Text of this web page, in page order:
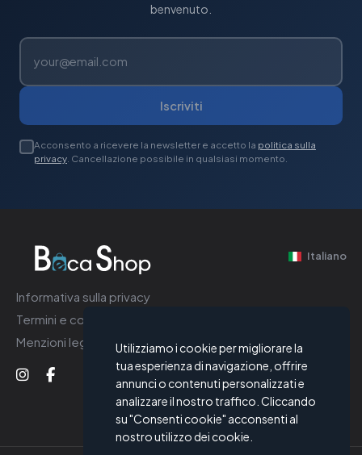
benvenuto.
Iscriviti
Acconsento a ricevere la newsletter e accetto la politica sulla
privacy . Cancellazione possibile in qualsiasi momento.
Informativa sulla privacy
Termini e condizioni
Menzioni legali
Italiano
Utilizziamo i cookie per migliorare la
tua esperienza di navigazione, offrire
annunci o contenuti personalizzati e
analizzare il nostro traffico. Cliccando
su "Consenti cookie" acconsenti al
nostro utilizzo dei cookie.